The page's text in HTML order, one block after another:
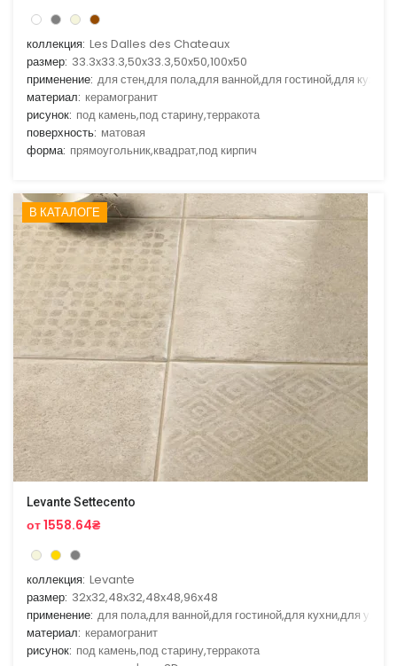
коллекция: Les Dalles des Chateaux
размер: 33.3x33.3,50x33.3,50x50,100x50
применение: для стен,для пола,для ванной,для гостиной,для кухни
материал: керамогранит
рисунок: под камень,под старину,терракота
поверхность: матовая
форма: прямоугольник,квадрат,под кирпич
В КАТАЛОГЕ
Levante Settecento
от 1558.64₴
коллекция: Levante
размер: 32x32,48x32,48x48,96x48
применение: для пола,для ванной,для гостиной,для кухни,для улицы
материал: керамогранит
рисунок: под камень,под старину,терракота